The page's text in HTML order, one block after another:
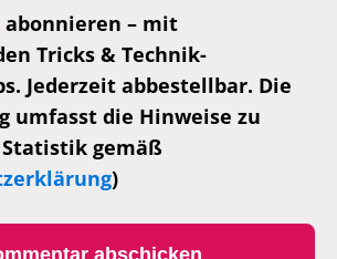
– mit
Tricks & Technik-
Jederzeit abbestellbar. Die
umfasst die Hinweise zu
gemäß
)